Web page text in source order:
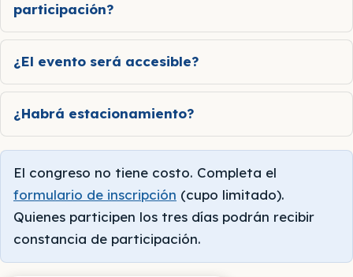
participación?
¿El evento será accesible?
¿Habrá estacionamiento?
El congreso no tiene costo. Completa el
formulario de inscripción (cupo limitado).
Quienes participen los tres días podrán recibir
constancia de participación.